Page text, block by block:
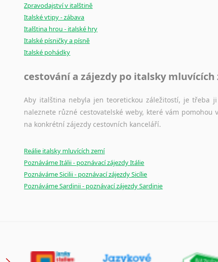
Zpravodajství v italštině
Italské vtipy - zábava
Italština hrou - italské hry
Italské písničky a písně
Italské pohádky
cestování a zájezdy po italsky mluvících
Aby italština nebyla jen teoretickou záležitostí, je třeba
naleznete různé cestovatelské weby, které vám
na konkrétní zájezdy cestovních kanceláří.
Reálie italsky mluvících zemí
Poznáváme Itálii - poznávací zájezdy Itálie
Poznáváme Sicilii - poznávací zájezdy Sicílie
Poznáváme Sardinii - poznávací zájezdy Sardinie